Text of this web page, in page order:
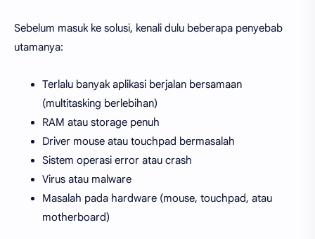
Sebelum masuk ke solusi, kenali dulu beberapa penyebab
utamanya:
Terlalu banyak aplikasi berjalan bersamaan
(multitasking berlebihan)
RAM atau storage penuh
Driver mouse atau touchpad bermasalah
Sistem operasi error atau crash
Virus atau malware
Masalah pada hardware (mouse, touchpad, atau
motherboard)